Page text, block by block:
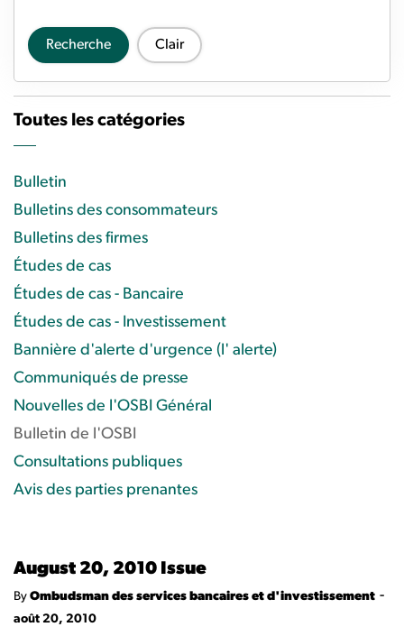
August 20, 2010 Issue
By Ombudsman des services bancaires et d'investissement -
août 20, 2010
Recherche Clair
Toutes les catégories
Bulletin
Bulletins des consommateurs
Bulletins des firmes
Études de cas
Études de cas - Bancaire
Études de cas - Investissement
Bannière d'alerte d'urgence (l' alerte)
Communiqués de presse
Nouvelles de l'OSBI Général
Bulletin de l'OSBI
Consultations publiques
Avis des parties prenantes